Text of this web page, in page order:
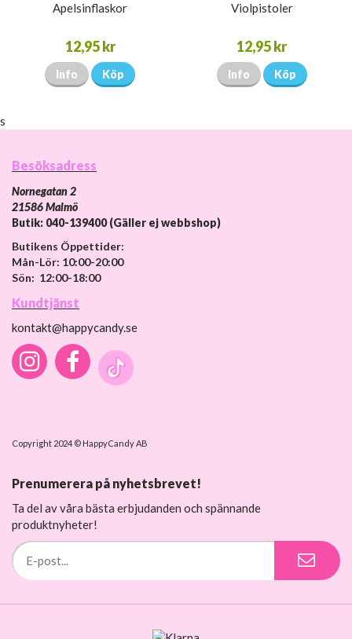
Apelsinflaskor
12,95 kr
Info Köp
Violpistoler
12,95 kr
Info Köp
s
Besöksadress
Nornegatan 2
21586 Malmö
Butik: 040-139400 (Gäller ej webbshop)
Butikens Öppettider:
Mån-Lör: 10:00-20:00
Sön: 12:00-18:00
Kundtjänst
kontakt@happycandy.se
Copyright 2024 © HappyCandy AB
Prenumerera på nyhetsbrevet!
Ta del av våra bästa erbjudanden och spännande
produktnyheter!